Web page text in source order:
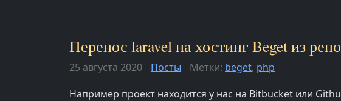
Перенос laravel на хостинг Beget из
25 августа 2020 Посты Метки: beget, php
Например проект находится у нас на Bitbucket или